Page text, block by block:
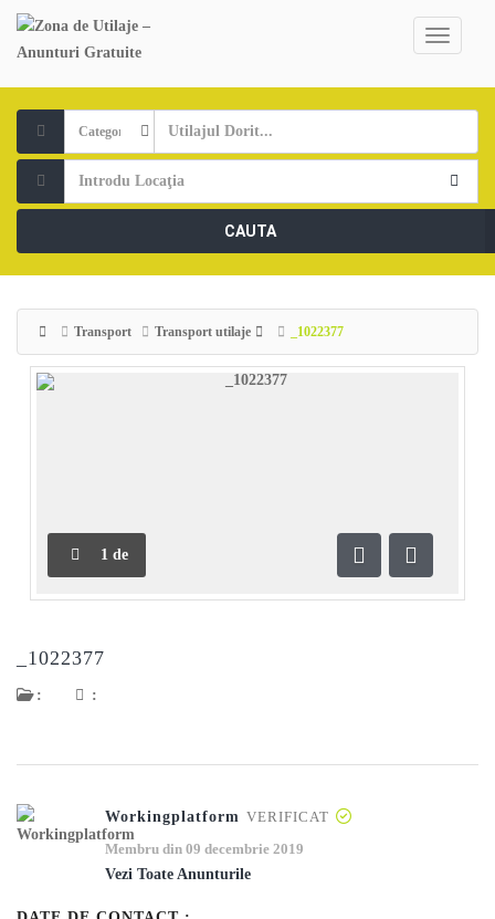
CAUTA
Transport Transport utilaje _1022377
1 de
Anterioară
_1022377
: :
Workingplatform VERIFICAT
Membru din 09 decembrie 2019
Vezi Toate Anunturile